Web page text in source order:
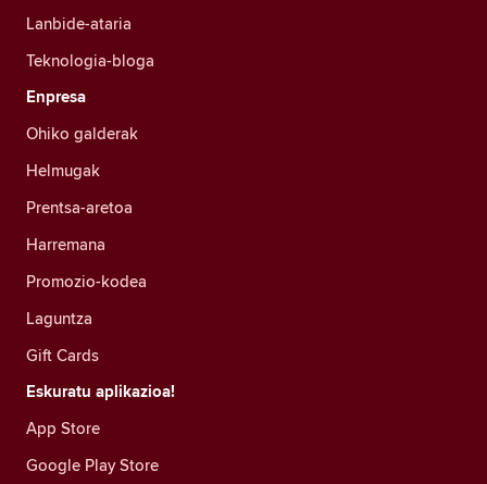
Lanbide-ataria
Teknologia-bloga
Enpresa
Ohiko galderak
Helmugak
Prentsa-aretoa
Harremana
Promozio-kodea
Laguntza
Gift Cards
Eskuratu aplikazioa!
App Store
Google Play Store